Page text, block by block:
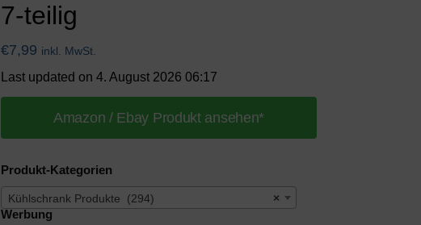
7-teilig
€7,99 inkl. MwSt.
Last updated on 4. August 2026 06:17
Amazon / Ebay Produkt ansehen*
Produkt-Kategorien
×
Kühlschrank Produkte (294)
Werbung